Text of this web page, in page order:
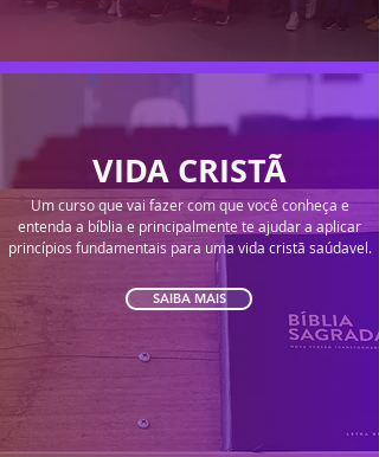
VIDA CRISTÃ
Um curso que vai fazer com que você conheça e
entenda a bíblia e principalmente te ajudar a aplicar
princípios fundamentais para uma vida cristã saúdavel.
SAIBA MAIS